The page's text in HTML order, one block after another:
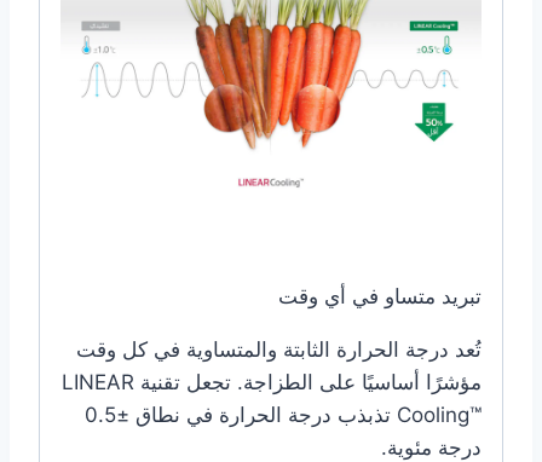
تبريد متساو في أي وقت
تُعد درجة الحرارة الثابتة والمتساوية في كل وقت
مؤشرًا أساسيًا على الطزاجة. تجعل تقنية LINEAR
Cooling™‎ تذبذب درجة الحرارة في نطاق ±0.5
درجة مئوية.